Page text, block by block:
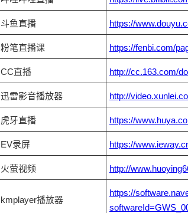
斗鱼直播 https://
粉笔直播课 https://fenbi.com/
CC直播 http://cc.163.com/
迅雷影音播放器 http://
虎牙直播 https://
EV录屏 https://
火萤视频 http://
kmplayer播放器
https://